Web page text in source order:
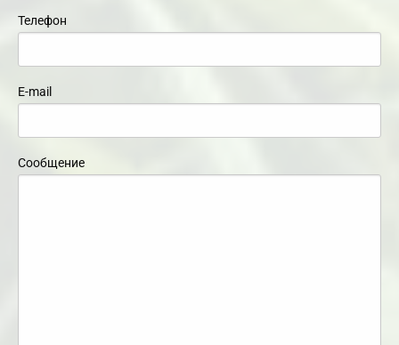
Телефон
E-mail
Сообщение